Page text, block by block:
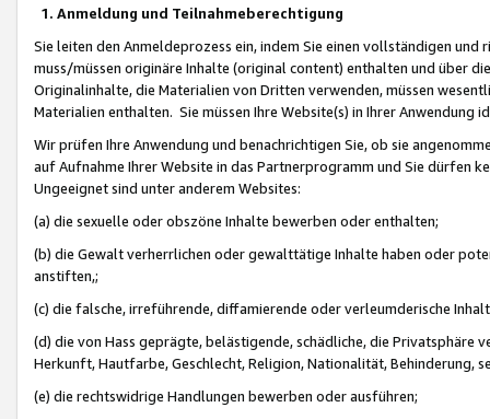
1. Anmeldung und Teilnahmeberechtigung
Sie leiten den Anmeldeprozess ein, indem Sie einen vollständigen
muss/müssen originäre Inhalte (original content) enthalten und über
Originalinhalte, die Materialien von Dritten verwenden, müssen
Materialien enthalten. Sie müssen Ihre Website(s) in Ihrer Anwendung
Wir prüfen Ihre Anwendung und benachrichtigen Sie, ob sie
auf Aufnahme Ihrer Website in das Partnerprogramm und Sie dürfen
Ungeeignet sind unter anderem Websites:
(a) die sexuelle oder obszöne Inhalte bewerben oder enthalten;
(b) die Gewalt verherrlichen oder gewalttätige Inhalte haben oder
anstiften,;
(c) die falsche, irreführende, diffamierende oder verleumderische
(d) die von Hass geprägte, belästigende, schädliche, die Privatsphäre
Herkunft, Hautfarbe, Geschlecht, Religion, Nationalität, Behinderung,
(e) die rechtswidrige Handlungen bewerben oder ausführen;